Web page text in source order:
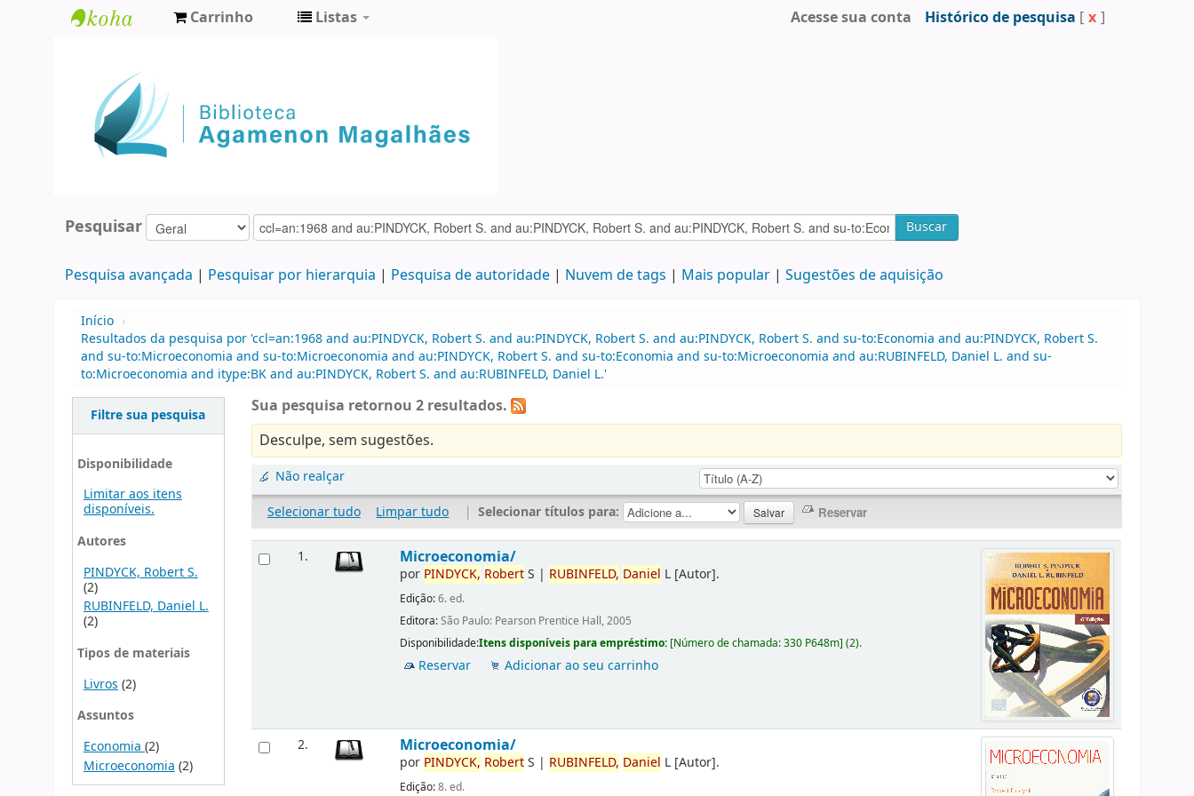
Agamenon
Magalhães
Carrinho Listas Acesse sua conta Histórico de pesquisa [ x ]
Pesquisar Buscar
Pesquisa avançada Pesquisar por hierarquia Pesquisa de autoridade Nuvem de tags Mais popular Sugestões de aquisição
Início ›
Resultados da pesquisa por 'ccl=an:1968 and au:PINDYCK, Robert S. and au:PINDYCK, Robert S. and au:PINDYCK, Robert S. and su-to:Economia and au:PINDYCK, Robert S.
and su-to:Microeconomia and su-to:Microeconomia and au:PINDYCK, Robert S. and su-to:Economia and su-to:Microeconomia and au:RUBINFELD, Daniel L. and su-
to:Microeconomia and itype:BK and au:PINDYCK, Robert S. and au:RUBINFELD, Daniel L.'
Filtre sua pesquisa
Disponibilidade
Limitar aos itens
disponíveis.
Autores
PINDYCK, Robert S.
(2)
RUBINFELD, Daniel L.
(2)
Tipos de materiais
Livros (2)
Assuntos
Economia (2)
Microeconomia (2)
Sua pesquisa retornou 2 resultados.
Desculpe, sem sugestões.
Não realçar
Selecionar tudo
Limpar tudo | Selecionar títulos para:
1. Microeconomia/
por PINDYCK, RobertS | RUBINFELD, Daniel L [Autor].
Edição:6. ed.
Editora:São Paulo: Pearson Prentice Hall, 2005
Disponibilidade:Itens disponíveis para empréstimo: [Número de chamada:330 P648m](2).
Reservar Adicionar ao seu carrinho
2. Microeconomia/
por PINDYCK, RobertS | RUBINFELD, Daniel L [Autor].
Edição:8. ed.